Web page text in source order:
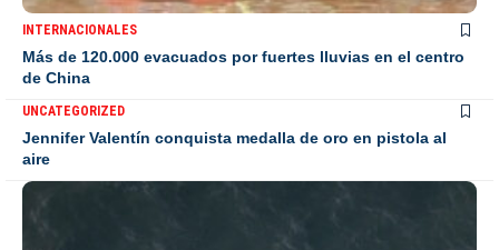
INTERNACIONALES
Más de 120.000 evacuados por fuertes lluvias en el centro
de China
UNCATEGORIZED
Jennifer Valentín conquista medalla de oro en pistola al
aire